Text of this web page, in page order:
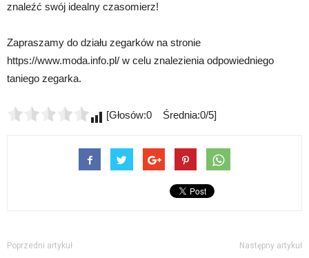
znaleźć swój idealny czasomierz!
Zapraszamy do działu zegarków na stronie
https://www.moda.info.pl/ w celu znalezienia odpowiedniego
taniego zegarka.
[Głosów:0 Średnia:0/5]
Poprzedni artykuł Następny artykuł